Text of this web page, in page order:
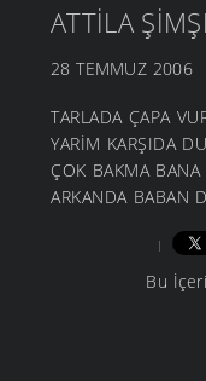
ATTILA
28 TEMMUZ 2006
TARLADA ÇAPA
YARİM KARŞIDA
ÇOK BAKMA BANA
ARKANDA BABAN
Bu